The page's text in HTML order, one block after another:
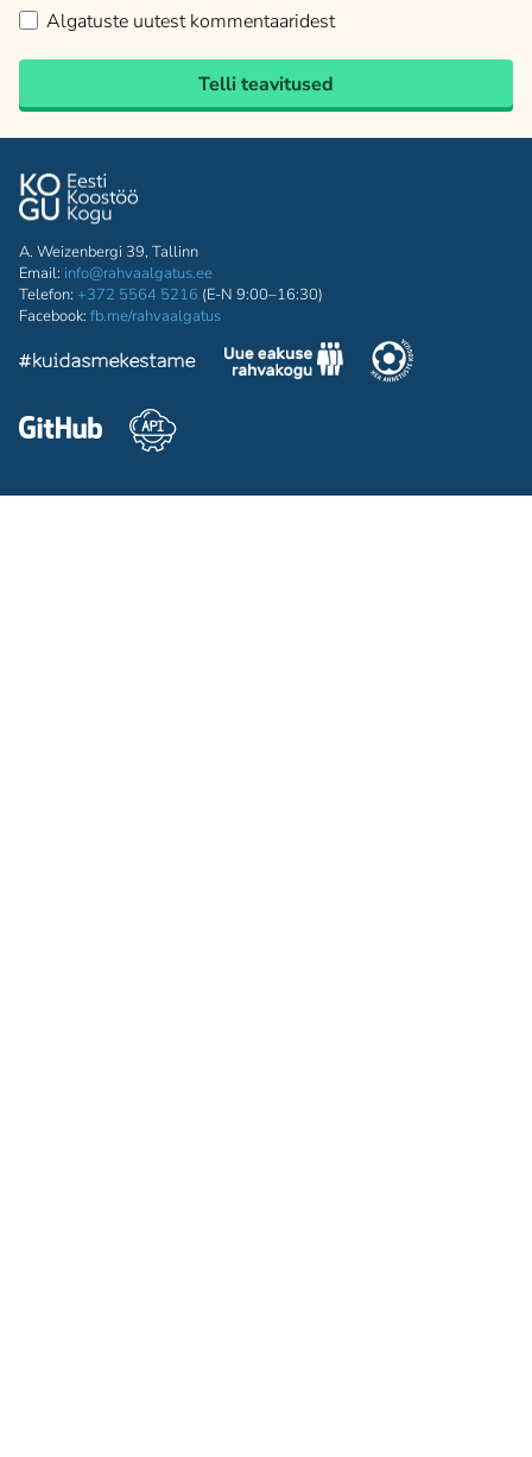
Algatuste uutest kommentaaridest
Telli teavitused
A. Weizenbergi 39, Tallinn
Email: info@rahvaalgatus.ee
Telefon: +372 5564 5216 (E-N 9:00–16:30)
Facebook: fb.me/rahvaalgatus